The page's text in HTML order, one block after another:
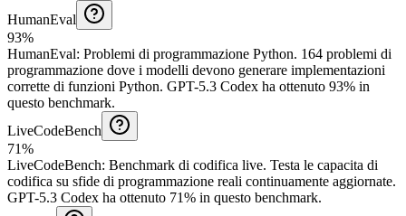
HumanEval
93%
HumanEval: Problemi di programmazione Python. 164 problemi di
programmazione dove i modelli devono generare implementazioni
corrette di funzioni Python. GPT-5.3 Codex ha ottenuto 93% in
questo benchmark.
LiveCodeBench
71%
LiveCodeBench: Benchmark di codifica live. Testa le capacita di
codifica su sfide di programmazione reali continuamente aggiornate.
GPT-5.3 Codex ha ottenuto 71% in questo benchmark.